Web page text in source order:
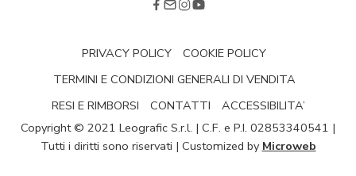
PRIVACY POLICY
COOKIE POLICY
TERMINI E CONDIZIONI GENERALI DI VENDITA
RESI E RIMBORSI
CONTATTI
ACCESSIBILITA’
Copyright © 2021 Leografic S.r.l. | C.F. e P.I. 02853340541 |
Tutti i diritti sono riservati | Customized by Microweb